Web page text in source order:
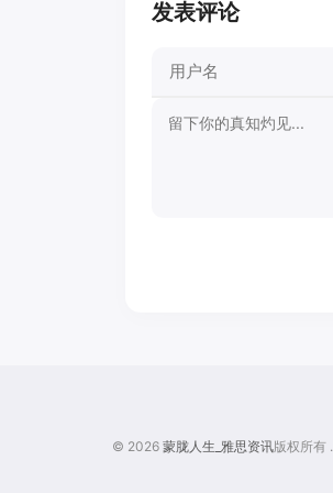
发表评论
© 2026 蒙胧人生_雅思资讯版权所有 .